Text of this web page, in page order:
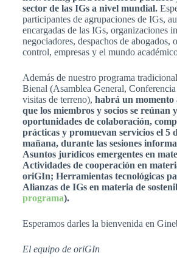
sector de las IGs a nivel mundial.
participantes de agrupaciones de IGs,
encargadas de las IGs, organizaciones
negociadores, despachos de abogados,
control, empresas y el mundo
Además de nuestro programa
Bienal (Asamblea General,
visitas de terreno), habrá un momento
que los miembros y socios se reúnan
oportunidades de colaboración,
prácticas y promuevan servicios el 5
mañana, durante las sesiones
Asuntos jurídicos emergentes en
Actividades de cooperación en
oriGIn; Herramientas tecnológicas
Alianzas de IGs en materia de
programa).
Esperamos darles la bienvenida en
El equipo de oriGIn